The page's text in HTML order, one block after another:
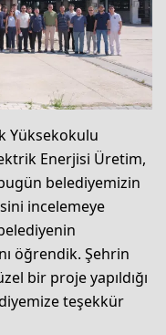
Yüksekokulu
Enerjisi Üretim,
belediyemizin
incelemeye
öğrendik. Şehrin
bir proje yapıldığı
teşekkür